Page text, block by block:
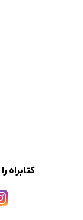
کتابراه